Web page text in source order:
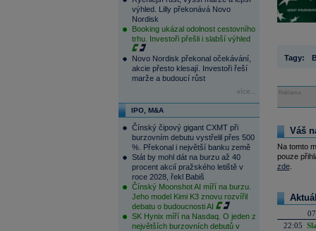
výhled. Lilly překonává Novo
Nordisk
Booking ukázal odolnost cestovního
trhu. Investoři přešli i slabší výhled
Novo Nordisk překonal očekávání,
akcie přesto klesají. Investoři řeší
marže a budoucí růst
více...
IPO, M&A
Čínský čipový gigant CXMT při
burzovním debutu vystřelil přes 500
%. Překonal i největší banku země
Stát by mohl dát na burzu až 40
procent akcií pražského letiště v
roce 2028, řekl Babiš
Čínský Moonshot AI míří na burzu.
Jeho model Kimi K3 znovu rozvířil
debatu o budoucnosti AI
SK Hynix míří na Nasdaq. O jeden z
největších burzovních debutů v
Tagy:
Reklama
Váš
Na tomto
pouze
zde.
22:05